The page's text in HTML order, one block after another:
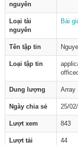
nguyên
Loại tài
nguyên
Bài
Tên tập tin
Loại tập tin
Dung lượng Array
Ngày chia sẻ 25/
Lượt xem 843
Lượt tải 44